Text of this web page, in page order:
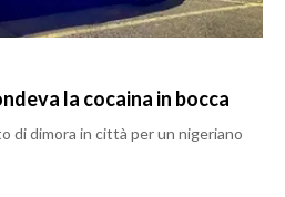
la cocaina in bocca
di dimora in città per un nigeriano